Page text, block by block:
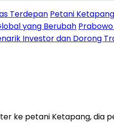
Terdepan Petani
yang Berubah
Investor dan Dorong